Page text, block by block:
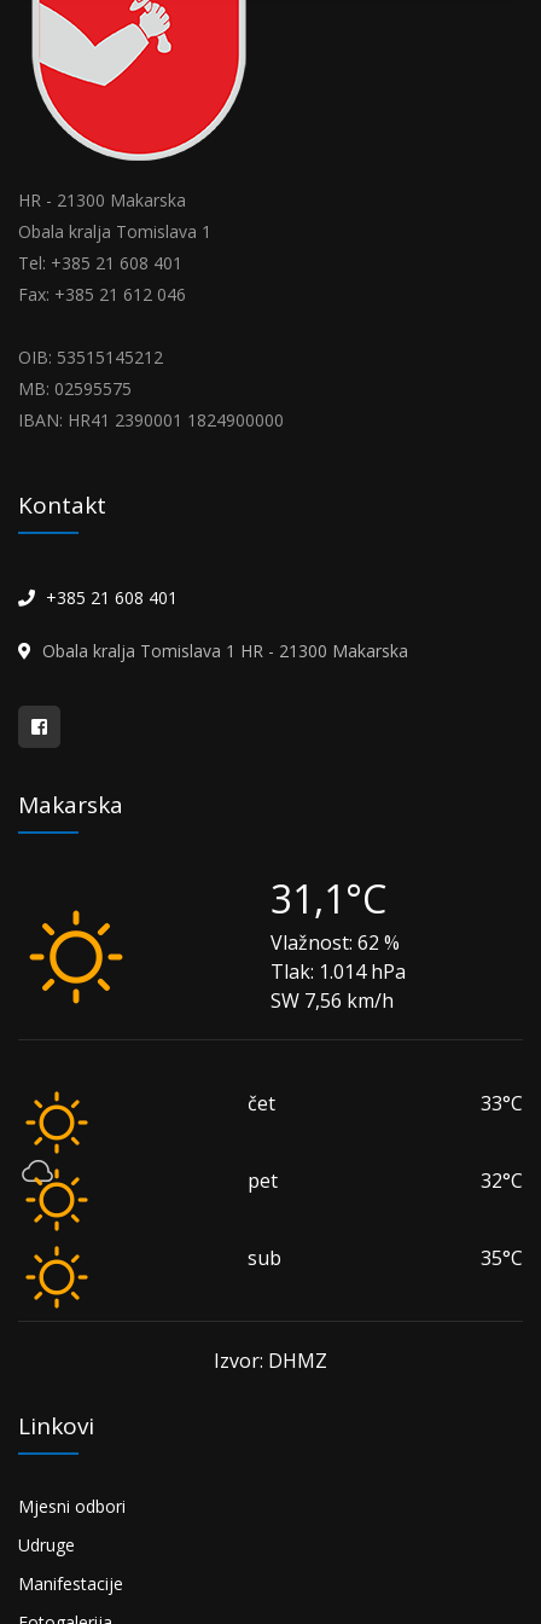
HR - 21300 Makarska
Obala kralja Tomislava 1
Tel: +385 21 608 401
Fax: +385 21 612 046
OIB: 53515145212
MB: 02595575
IBAN: HR41 2390001 1824900000
Kontakt
+385 21 608 401
Obala kralja Tomislava 1 HR - 21300 Makarska
Makarska
31,1°C
Vlažnost: 62 %
Tlak: 1.014 hPa
SW 7,56 km/h
čet 33°C
pet 32°C
sub 35°C
Izvor: DHMZ
Linkovi
Mjesni odbori
Udruge
Manifestacije